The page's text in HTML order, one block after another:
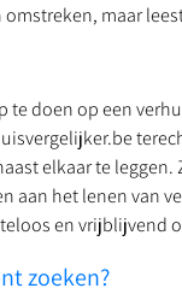
omstreken, maar
te doen op een
elkaar te
aan het lenen van
en vrijblijvend
zoeken?